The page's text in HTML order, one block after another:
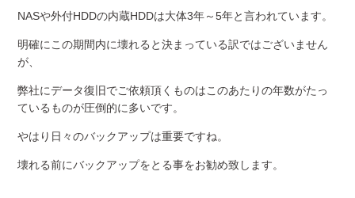
NASや外付HDDの内蔵HDDは大体3年～5年と言われています。
明確にこの期間内に壊れると決まっている訳ではございません
が、
弊社にデータ復旧でご依頼頂くものはこのあたりの年数がたっ
ているものが圧倒的に多いです。
やはり日々のバックアップは重要ですね。
壊れる前にバックアップをとる事をお勧め致します。